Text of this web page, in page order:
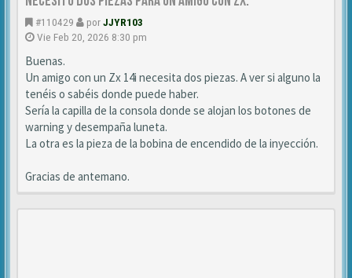
#110429 porJJYR103
Vie Feb 20, 2026 8:30 pm
Buenas.
Un amigo con un Zx 14i necesita dos piezas. A ver si alguno la
tenéis o sabéis donde puede haber.
Sería la capilla de la consola donde se alojan los botones de
warning y desempaña luneta.
La otra es la pieza de la bobina de encendido de la inyección.
Gracias de antemano.